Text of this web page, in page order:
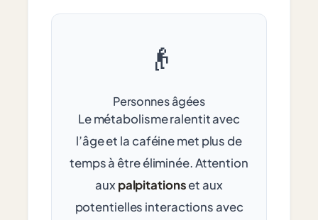
👴
Personnes âgées
Le métabolisme ralentit avec
l’âge et la caféine met plus de
temps à être éliminée. Attention
aux palpitationset aux
potentielles interactions avec